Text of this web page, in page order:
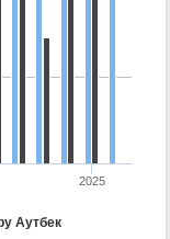
Аутбек
2025